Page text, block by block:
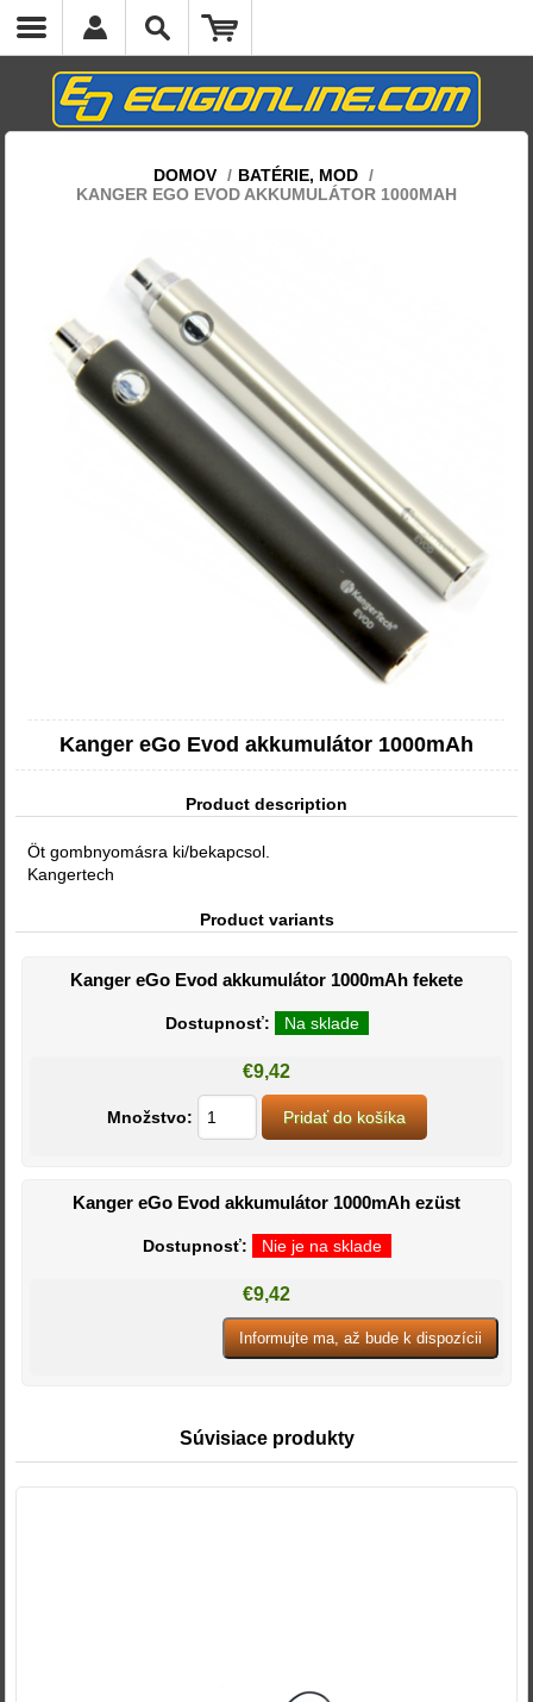
DOMOV / BATÉRIE, MOD /
KANGER EGO EVOD AKKUMULÁTOR 1000MAH
Kanger eGo Evod akkumulátor 1000mAh
Product description
Öt gombnyomásra ki/bekapcsol.
Kangertech
Product variants
Kanger eGo Evod akkumulátor 1000mAh fekete
Dostupnosť: Na sklade
€9,42
Množstvo:
Kanger eGo Evod akkumulátor 1000mAh ezüst
Dostupnosť: Nie je na sklade
€9,42
Súvisiace produkty